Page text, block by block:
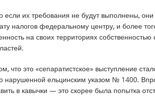
если их требования не будут выполнены,
налогов федеральному центру, и более
на своих территориях собственностью
что это «сепаратистское» выступление
нарушенной ельцинским указом № 1400.
в кавычки — это скорее была попытка